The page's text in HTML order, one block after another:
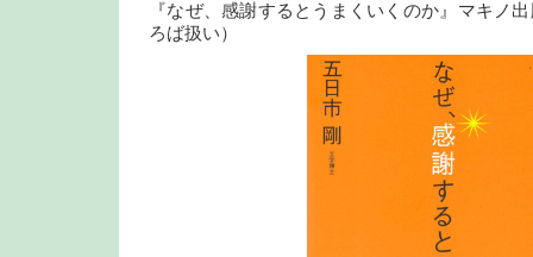
『なぜ、感謝するとうまくいくのか』マキ
ろば扱い）